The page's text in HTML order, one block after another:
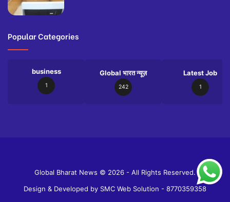
Popular Categories
business
1
Global भारत न्यूज़
242
Latest Job
1
Global Bharat News © 2026 - All Rights Reserved.
Design & Developed by SMC Web Solution - 8770359358